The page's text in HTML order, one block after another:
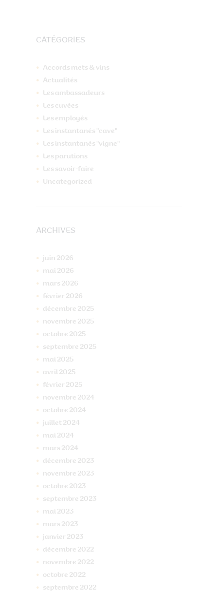
CATÉGORIES
Accords mets & vins
Actualités
Les ambassadeurs
Les cuvées
Les employés
Les instantanés "cave"
Les instantanés "vigne"
Les parutions
Les savoir-faire
Uncategorized
ARCHIVES
juin 2026
mai 2026
mars 2026
février 2026
décembre 2025
novembre 2025
octobre 2025
septembre 2025
mai 2025
avril 2025
février 2025
novembre 2024
octobre 2024
juillet 2024
mai 2024
mars 2024
décembre 2023
novembre 2023
octobre 2023
septembre 2023
mai 2023
mars 2023
janvier 2023
décembre 2022
novembre 2022
octobre 2022
septembre 2022